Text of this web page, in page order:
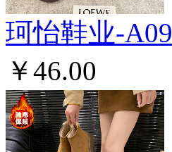
珂怡鞋业-A09
￥46.00